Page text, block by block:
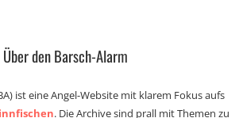
Über den Barsch-Alarm
ist eine Angel-Website mit klarem Fokus aufs
. Die Archive sind prall mit Themen zu